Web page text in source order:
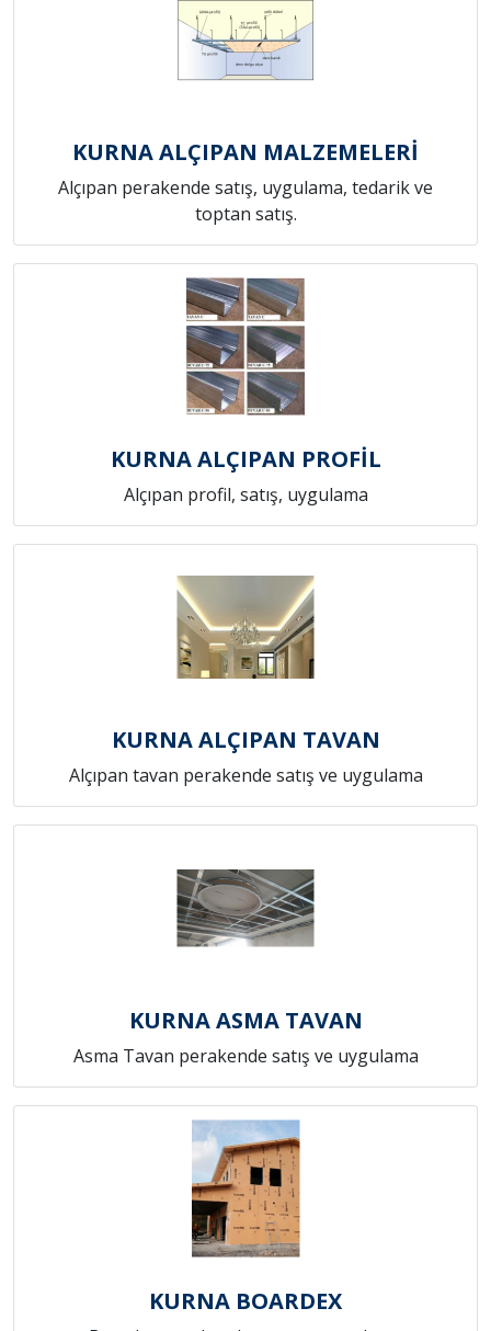
KURNA ALÇIPAN MALZEMELERİ
Alçıpan perakende satış, uygulama, tedarik ve
toptan satış.
KURNA ALÇIPAN PROFİL
Alçıpan profil, satış, uygulama
KURNA ALÇIPAN TAVAN
Alçıpan tavan perakende satış ve uygulama
KURNA ASMA TAVAN
Asma Tavan perakende satış ve uygulama
KURNA BOARDEX